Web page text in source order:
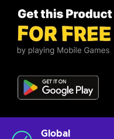
Global